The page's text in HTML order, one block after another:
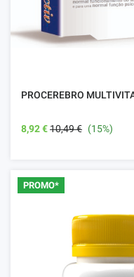
PROCEREBRO
8,92 €10,49 € (15%)
PROMO*